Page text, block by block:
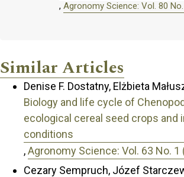
, Agronomy Science: Vol. 80
Similar Articles
Denise F. Dostatny, Elżbieta
Biology and life cycle of
ecological cereal seed crops and
conditions
,Agronomy Science: Vol. 63 No. 1
Cezary Sempruch, Józef